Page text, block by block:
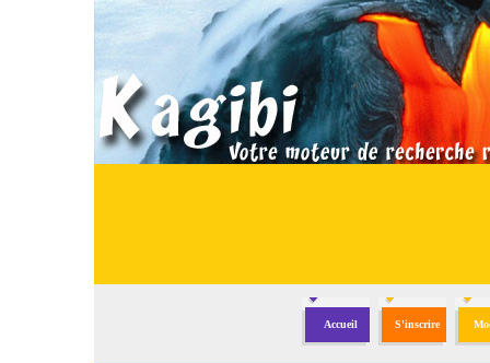
Accueil S'inscrire